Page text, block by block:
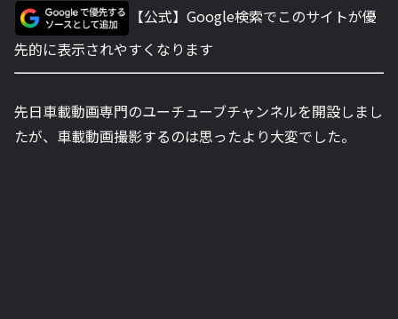
【公式】Google検索でこのサイトが優
先的に表示されやすくなります
先日車載動画専門のユーチューブチャンネルを開設しまし
たが、車載動画撮影するのは思ったより大変でした。